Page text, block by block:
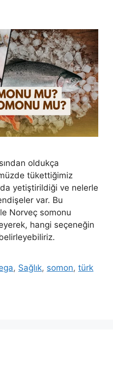
oldukça
tükettiğimiz
yetiştirildiği ve nelerle
var. Bu
Norveç somonu
hangi seçeneğin
, Sağlık, somon,türk